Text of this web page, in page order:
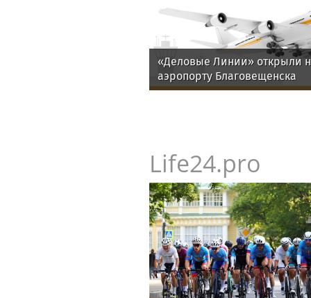
«Деловые Линии» открыли
аэропорту Благовещенска
Life24.pro